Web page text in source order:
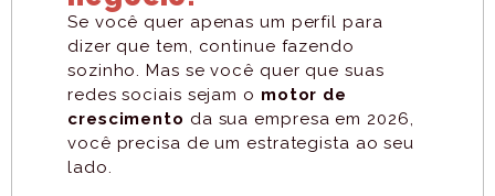
Se você quer apenas um perfil para
dizer que tem, continue fazendo
sozinho. Mas se você quer que suas
redes sociais sejam o motor de
crescimento da sua empresa em 2026,
você precisa de um estrategista ao seu
lado.